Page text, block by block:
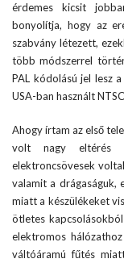
érdemes kicsit
bonyolítja, hogy az
szabvány létezett,
több módszerrel
PAL kódolású jel lesz
USA-ban használt
Ahogy írtam az első
volt nagy eltérés
elektroncsövesek
valamit a drágaságuk,
miatt a készülékeket
ötletes
elektromos
váltóáramú fűtés